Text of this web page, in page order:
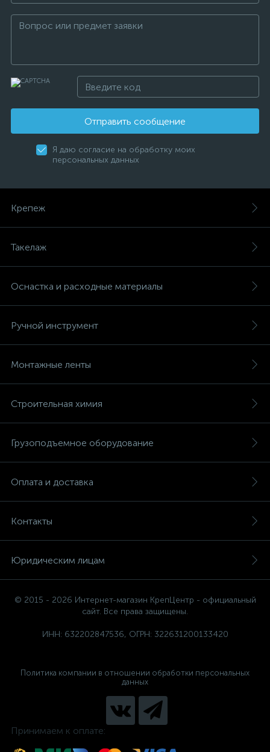
Отправить сообщение
Я даю согласие на обработку моих
персональных данных
Крепеж
Такелаж
Оснастка и расходные материалы
Ручной инструмент
Монтажные ленты
Строительная химия
Грузоподъемное оборудование
Оплата и доставка
Контакты
Юридическим лицам
© 2015 - 2026 Интернет-магазин КрепЦентр - официальный
сайт. Все права защищены.
ИНН: 632202847536, ОГРН: 322631200133420
Политика компании в отношении обработки персональных
данных
Принимаем к оплате: